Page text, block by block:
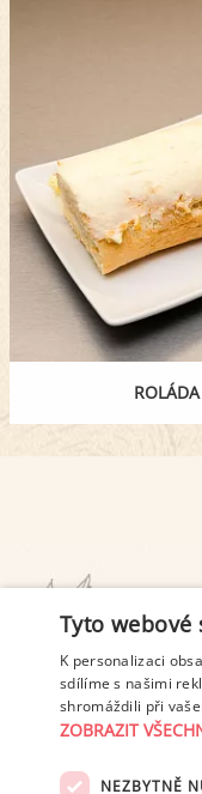
Tyto
K personalizaci
sdílíme s našimi
shromáždili při
ZOBRAZIT
NEZBYTNĚ